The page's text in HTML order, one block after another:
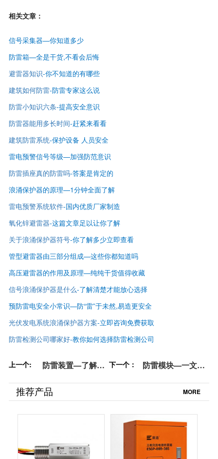
相关文章：
信号采集器—你知道多少
防雷箱—全是干货,不看会后悔
避雷器知识-你不知道的有哪些
建筑如何防雷-防雷专家这么说
防雷小知识六条-提高安全意识
防雷器能用多长时间-赶紧来看看
建筑防雷系统-保护设备 人员安全
雷电预警信号等级—加强防范意识
防雷插座真的防雷吗-答案是肯定的
浪涌保护器的原理—1分钟全面了解
雷电预警系统软件-国内优质厂家制造
氧化锌避雷器-这篇文章足以让你了解
关于浪涌保护器符号-你了解多少立即查看
管型避雷器由三部分组成—这些你都知道吗
高压避雷器的作用及原理—纯纯干货值得收藏
信号浪涌保护器是什么-了解清楚才能放心选择
预防雷电安全小常识—防“雷”于未然,易造更安全
光伏发电系统浪涌保护器方案-立即咨询免费获取
防雷检测公司哪家好-教你如何选择防雷检测公司
上一个:
防雷装置—了解清
【杭州易造】
下一个：
防雷模块—一文全
推荐产品 MORE